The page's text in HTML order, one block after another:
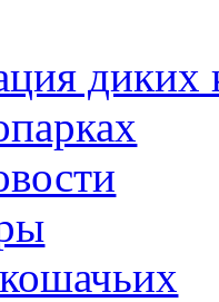
диких